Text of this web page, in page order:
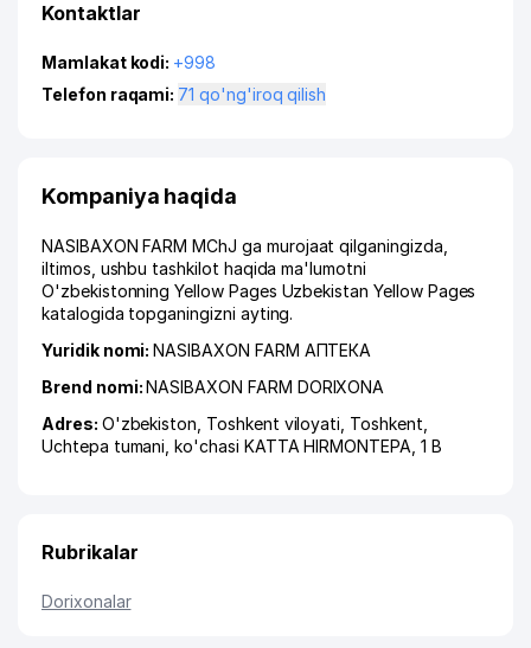
Kontaktlar
Mamlakat kodi: +998
Telefon raqami:
71 qo'ng'iroq qilish
Kompaniya haqida
NASIBAXON FARM MChJ ga murojaat qilganingizda,
iltimos, ushbu tashkilot haqida ma'lumotni
O'zbekistonning Yellow Pages Uzbekistan Yellow Pages
katalogida topganingizni ayting.
Yuridik nomi:NASIBAXON FARM АПТЕКА
Brend nomi:NASIBAXON FARM DORIXONA
Adres: O'zbekiston, Toshkent viloyati Toshkent
Uchtepa tumani ,ko'chasi KATTA HIRMONTEPA , 1 B
Rubrikalar
Dorixonalar